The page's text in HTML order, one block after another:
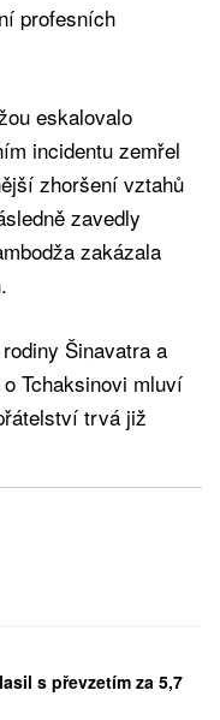
profesních
eskalovalo
incidentu zemřel
zhoršení vztahů
zavedly
zakázala
Šinavatra a
Tchaksinovi mluví
trvá již
s převzetím za 5,7